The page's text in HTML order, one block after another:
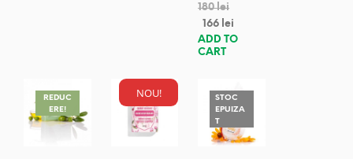
180lei
166 lei
ADD TO
CART
REDUC
ERE!
NOU!
STOC
EPUIZA
T